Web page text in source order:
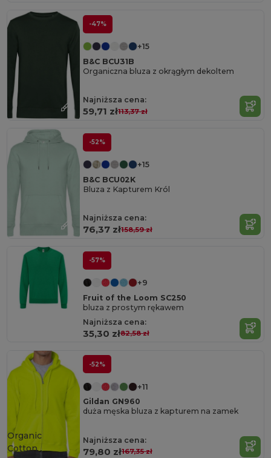
-47%
+15
B&C BCU31B
Organiczna bluza z okrągłym dekoltem
Najniższa cena:
59,71 zł113,37 zł
-52%
+15
B&C BCU02K
Bluza z Kapturem Król
Najniższa cena:
76,37 zł158,59 zł
-57%
+9
Fruit of the Loom SC250
bluza z prostym rękawem
Najniższa cena:
35,30 zł82,58 zł
-52%
+11
Gildan GN960
duża męska bluza z kapturem na zamek
Najniższa cena:
79,80 zł167,35 zł
Organic
Cotton